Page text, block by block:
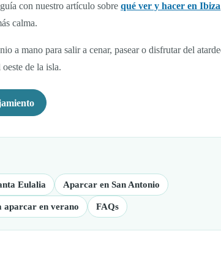
con nuestro artículo sobre qué ver y hacer en Ibiza
calma.
a mano para salir a cenar, pasear o disfrutar del
de la isla.
Eulalia Aparcar en San Antonio
aparcar en verano FAQs